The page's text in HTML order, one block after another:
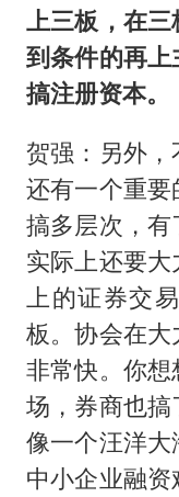
上三板，在
到条件的再
搞注册资本。
贺强：另外，
还有一个重
搞多层次，有
实际上还要
上的证券交
板。协会在
非常快。你
场，券商也
像一个汪洋
中小企业融